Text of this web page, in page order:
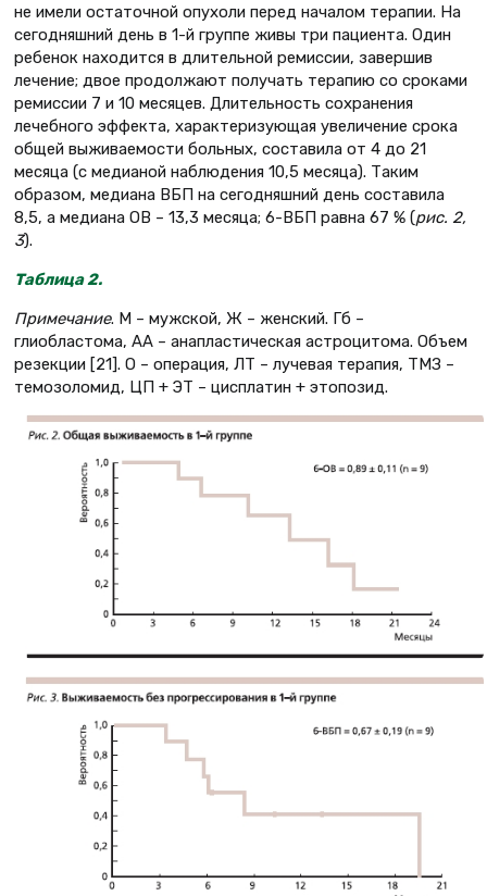
не имели остаточной опухоли перед началом терапии. На
сегодняшний день в 1-й группе живы три пациента. Один
ребенок находится в длительной ремиссии, завершив
лечение; двое продолжают получать терапию со сроками
ремиссии 7 и 10 месяцев. Длительность сохранения
лечебного эффекта, характеризующая увеличение срока
общей выживаемости больных, составила от 4 до 21
месяца (с медианой наблюдения 10,5 месяца). Таким
образом, медиана ВБП на сегодняшний день составила
8,5, а медиана ОВ – 13,3 месяца; 6-ВБП равна 67 % (рис. 2,
3).
Таблица 2.
Примечание. М – мужской, Ж – женский. Гб –
глиобластома, АА – анапластическая астроцитома. Объем
резекции [21]. О – операция, ЛТ – лучевая терапия, TMЗ –
темозоломид, ЦП + ЭТ – цисплатин + этопозид.